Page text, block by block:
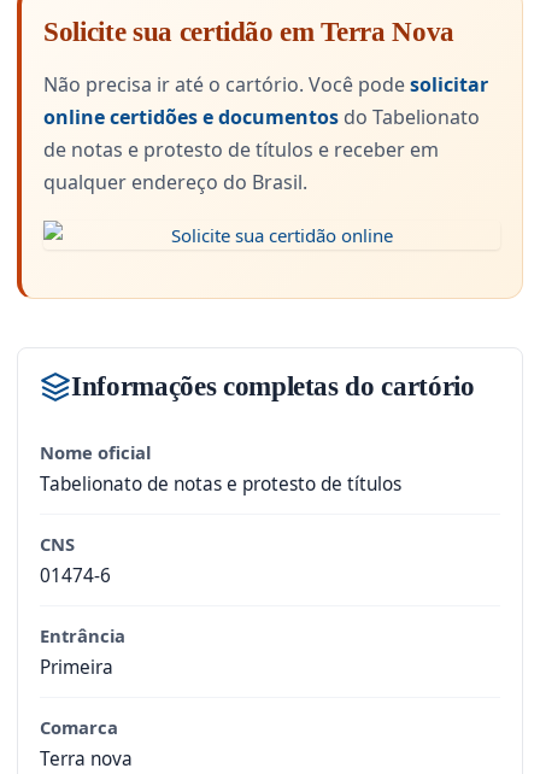
Solicite sua certidão em Terra Nova
Não precisa ir até o cartório. Você podesolicitar
online certidões e documentos do Tabelionato
de notas e protesto de títulos e receber em
qualquer endereço do Brasil.
Informações completas do cartório
Nome oficial
Tabelionato de notas e protesto de títulos
CNS
01474-6
Entrância
Primeira
Comarca
Terra nova